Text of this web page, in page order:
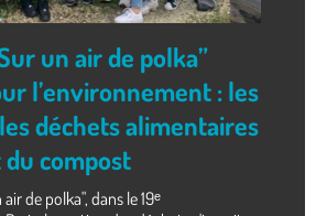
un air de polka”
l’environnement : les
déchets alimentaires
compost
de polka", dans le 19ᵉ